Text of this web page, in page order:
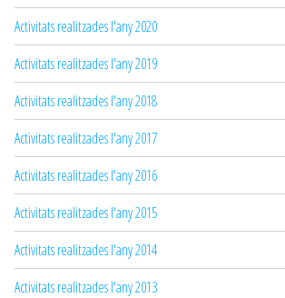
Activitats realitzades l'any 2020
Activitats realitzades l'any 2019
Activitats realitzades l'any 2018
Activitats realitzades l'any 2017
Activitats realitzades l'any 2016
Activitats realitzades l'any 2015
Activitats realitzades l'any 2014
Activitats realitzades l'any 2013